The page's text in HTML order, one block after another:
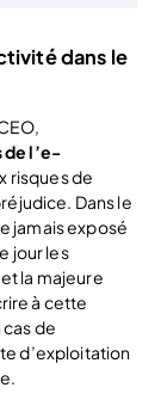
dans le
de l’e-
risques de
Dans le
jamais exposé
jour les
la majeure
à cette
de
d’exploitation